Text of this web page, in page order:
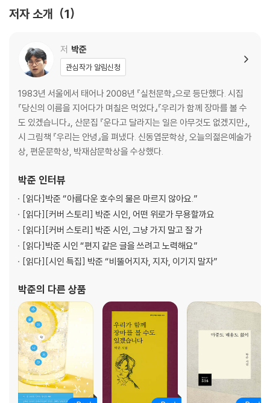
언덕이 언덕을 모르고 있을 때
나의 사인(死因)은 너와 같았으면 한다
태백중앙병원
2부 옷보다 못이 많았다
지금은 우리가
미인처럼 잠드는 봄날
유월의 독서
기억하는 일
야간자율학습
환절기
낙(落)
오래된 유원지
파주
발톱
학(鶴)
옷보다 못이 많았다
여름에 부르는 이름
이곳의 회화를 사랑하기로 합니다
별들의 이주(移住)?화포천
광장
저자 소개 1
저 박준
관심작가 알림신청
1983년 서울에서 태어나 2008년 『실천문학』으로 등단했다. 시집
『당신의 이름을 지어다가 며칠은 먹었다』『우리가 함께 장마를 볼 수
도 있겠습니다』, 산문집 『운다고 달라지는 일은 아무것도 없겠지만』,
시 그림책 『우리는 안녕』을 펴냈다. 신동엽문학상, 오늘의젊은예술가
상, 편운문학상, 박재삼문학상을 수상했다.
박준 인터뷰
[읽다]박준 “아름다운 호수의 물은 마르지 않아요.”
[읽다][커버 스토리] 박준 시인, 어떤 위로가 무용할까요
[읽다][커버 스토리] 박준 시인, 그냥 가지 말고 잘 가
[읽다]박준 시인 “편지 같은 글을 쓰려고 노력해요”
[읽다][시인 특집] 박준 “비뚤어지자, 지자, 이기지 말자”
박준의 다른 상품